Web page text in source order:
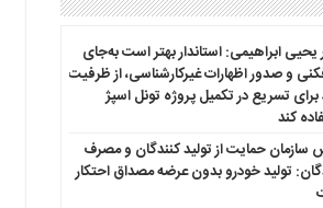
یحیی ابراهیمی: استاندار بهتر است به‌جای
و صدور اظهارات غیرکارشناسی، از ظرفیت
تسریع در تکمیل پروژه تونل اسپژ
کند
سازمان حمایت از تولید کنندگان و مصرف
تولید خودرو بدون عرضه مصداق احتکار